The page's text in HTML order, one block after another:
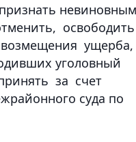
освободить
ущерба,
уголовный
за счет
суда по